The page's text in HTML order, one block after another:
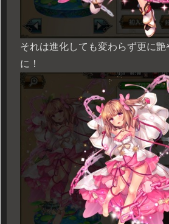
それは進化しても変わらず更に
に！